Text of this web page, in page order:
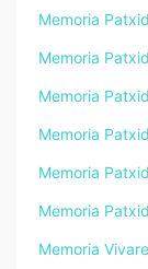
Memoria
Memoria
Memoria
Memoria
Memoria
Memoria
Memoria